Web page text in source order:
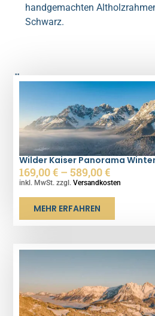
handgemachten
Schwarz.
Ähnliche Produkte
Wilder Kaiser Panorama
169,00€ –589,00€
inkl. MwSt. zzgl.Versandkosten
MEHR ERFAHREN